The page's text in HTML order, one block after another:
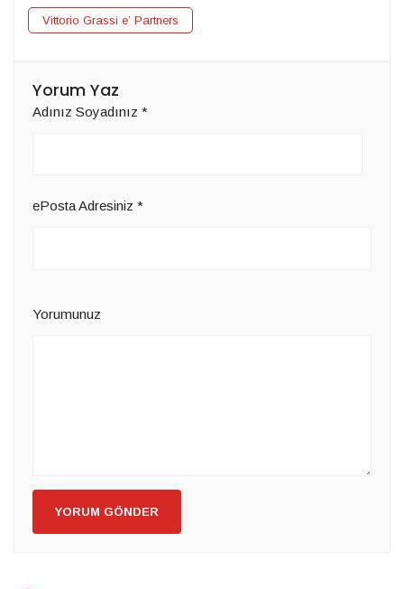
Vittorio Grassi e’ Partners
Yorum Yaz
Adınız Soyadınız *
ePosta Adresiniz *
Yorumunuz
YORUM GÖNDER